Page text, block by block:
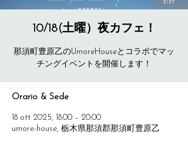
10/18(土曜）夜カフェ！
那須町豊原乙のUmoreHouseとコラボでマッ
Orario & Sede
18 ott 2025, 18:00 – 20:00
umore-house, 栃木県那須郡那須町豊原乙